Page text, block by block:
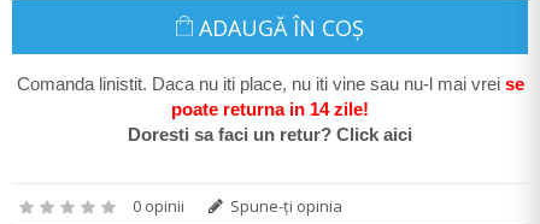
ADAUGĂ ÎN COŞ
Comanda linistit. Daca nu iti place, nu iti vine sau nu-l mai vrei se
poate returna in 14 zile!
Doresti sa faci un retur? Click aici
0 opinii Spune-ţi opinia